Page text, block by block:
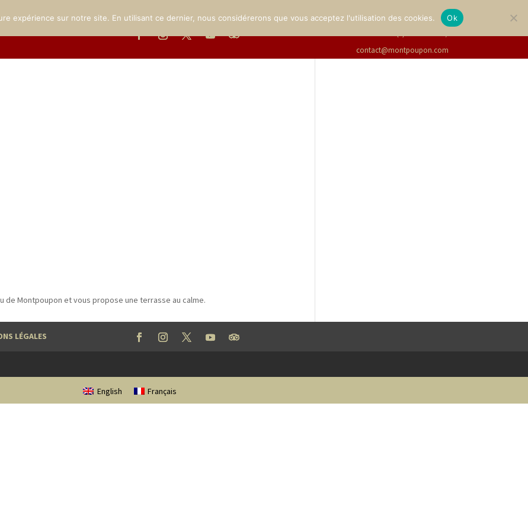
CHATEAU THE MUSEUM THE GROUNDS EVENTS GALLERY TICKETS English
+33(0)2 47 94 21 15/
contact@montpoupon.com
de Montpoupon et vous propose une terrasse au calme.
LÉGALES
English Français
expérience sur notre site. En utilisant ce dernier, nous considérerons que vous acceptez l'utilisation des cookies. Ok